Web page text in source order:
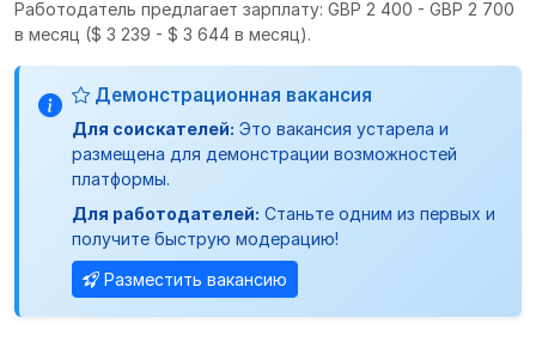
Работодатель предлагает зарплату: GBP 2 400 - GBP 2 700
в месяц ($ 3 239 - $ 3 644 в месяц).
Демонстрационная вакансия
Для соискателей: Это вакансия устарела и
размещена для демонстрации возможностей
платформы.
Для работодателей: Станьте одним из первых и
получите быструю модерацию!
Разместить вакансию